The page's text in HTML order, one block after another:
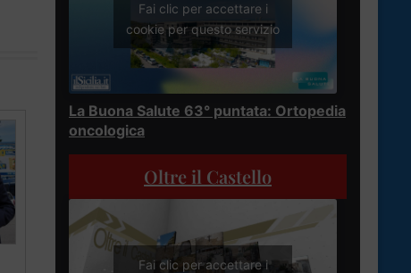
Fai clic per accettare i
cookie per questo servizio
La Buona Salute 63° puntata: Ortopedia
oncologica
Oltre il Castello
Fai clic per accettare i